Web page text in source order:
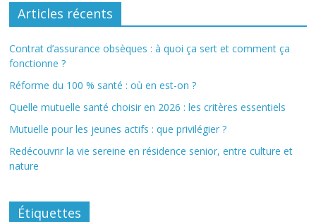
Articles récents
Contrat d’assurance obsèques : à quoi ça sert et comment ça
fonctionne ?
Réforme du 100 % santé : où en est-on ?
Quelle mutuelle santé choisir en 2026 : les critères essentiels
Mutuelle pour les jeunes actifs : que privilégier ?
Redécouvrir la vie sereine en résidence senior, entre culture et
nature
Étiquettes